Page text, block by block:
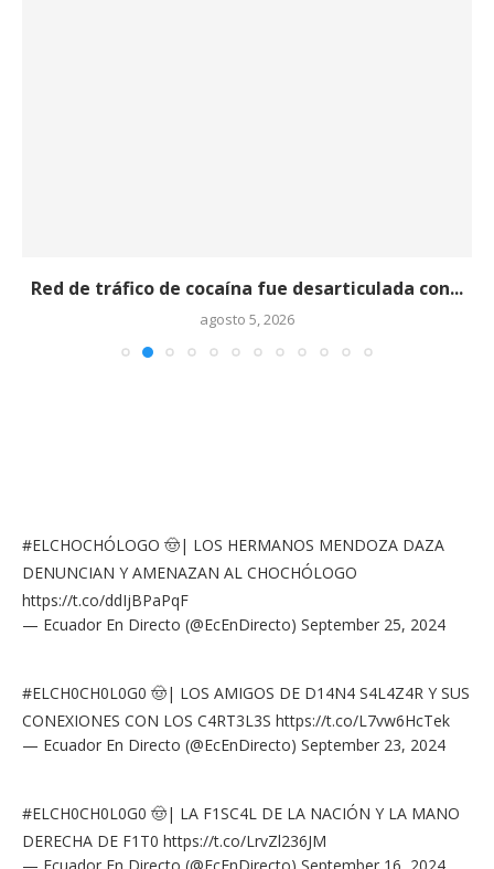
Red de tráfico de cocaína fue desarticulada con...
agosto 5, 2026
#ELCHOCHÓLOGO 🤠| LOS HERMANOS MENDOZA DAZA
DENUNCIAN Y AMENAZAN AL CHOCHÓLOGO
https://t.co/ddIjBPaPqF
— Ecuador En Directo (@EcEnDirecto) September 25, 2024
#ELCH0CH0L0G0 🤠| LOS AMIGOS DE D14N4 S4L4Z4R Y SUS
CONEXIONES CON LOS C4RT3L3S https://t.co/L7vw6HcTek
— Ecuador En Directo (@EcEnDirecto) September 23, 2024
#ELCH0CH0L0G0 🤠| LA F1SC4L DE LA NACIÓN Y LA MANO
DERECHA DE F1T0 https://t.co/LrvZl236JM